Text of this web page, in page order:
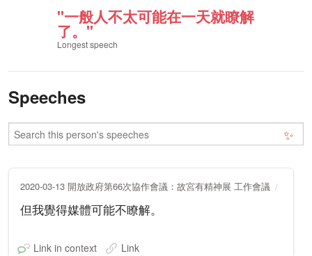
"一般人不太可能在一天就瞭解
了。"
Longest speech
Speeches
✨
2020-03-13 開放政府第66次協作會議：故宮有精神展 工作會議
但我覺得媒體可能不瞭解。
Link in context Link